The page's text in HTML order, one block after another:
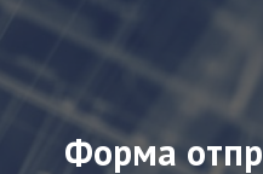
Форма